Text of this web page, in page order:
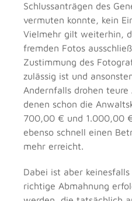
Schlussanträgen des
vermuten konnte, kein
Vielmehr gilt weiterhin,
fremden Fotos
Zustimmung des
zulässig ist und
Andernfalls drohen teure
denen schon die
700,00 € und 1.000,00
ebenso schnell einen
mehr erreicht.
Dabei ist aber
richtige Abmahnung